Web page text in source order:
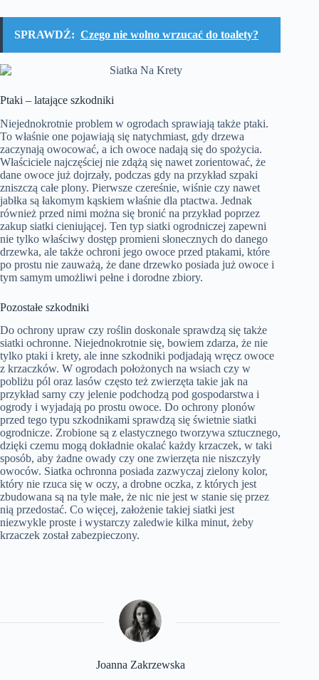
SPRAWDŹ: Czego nie wolno wrzucać do toalety?
Ptaki – latające szkodniki
Niejednokrotnie problem w ogrodach sprawiają także ptaki.
To właśnie one pojawiają się natychmiast, gdy drzewa
zaczynają owocować, a ich owoce nadają się do spożycia.
Właściciele najczęściej nie zdążą się nawet zorientować, że
dane owoce już dojrzały, podczas gdy na przykład szpaki
zniszczą całe plony. Pierwsze czereśnie, wiśnie czy nawet
jabłka są łakomym kąskiem właśnie dla ptactwa. Jednak
również przed nimi można się bronić na przykład poprzez
zakup siatki cieniującej. Ten typ siatki ogrodniczej zapewni
nie tylko właściwy dostęp promieni słonecznych do danego
drzewka, ale także ochroni jego owoce przed ptakami, które
po prostu nie zauważą, że dane drzewko posiada już owoce i
tym samym umożliwi pełne i dorodne zbiory.
Pozostałe szkodniki
Do ochrony upraw czy roślin doskonale sprawdzą się także
siatki ochronne. Niejednokrotnie się, bowiem zdarza, że nie
tylko ptaki i krety, ale inne szkodniki podjadają wręcz owoce
z krzaczków. W ogrodach położonych na wsiach czy w
pobliżu pól oraz lasów często też zwierzęta takie jak na
przykład sarny czy jelenie podchodzą pod gospodarstwa i
ogrody i wyjadają po prostu owoce. Do ochrony plonów
przed tego typu szkodnikami sprawdzą się świetnie siatki
ogrodnicze. Zrobione są z elastycznego tworzywa sztucznego,
dzięki czemu mogą dokładnie okalać każdy krzaczek, w taki
sposób, aby żadne owady czy one zwierzęta nie niszczyły
owoców. Siatka ochronna posiada zazwyczaj zielony kolor,
który nie rzuca się w oczy, a drobne oczka, z których jest
zbudowana są na tyle małe, że nic nie jest w stanie się przez
nią przedostać. Co więcej, założenie takiej siatki jest
niezwykle proste i wystarczy zaledwie kilka minut, żeby
krzaczek został zabezpieczony.
Joanna Zakrzewska